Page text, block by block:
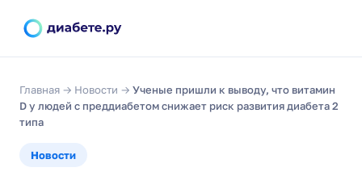
Главная → Новости → Ученые пришли к выводу, что витамин
D у людей с преддиабетом снижает риск развития диабета 2
типа
Новости